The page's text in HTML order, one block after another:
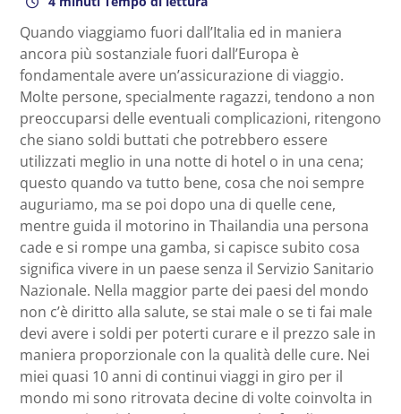
Quando viaggiamo fuori dall’Italia ed in maniera
ancora più sostanziale fuori dall’Europa è
fondamentale avere un’assicurazione di viaggio.
Molte persone, specialmente ragazzi, tendono a non
preoccuparsi delle eventuali complicazioni, ritengono
che siano soldi buttati che potrebbero essere
utilizzati meglio in una notte di hotel o in una cena;
questo quando va tutto bene, cosa che noi sempre
auguriamo, ma se poi dopo una di quelle cene,
mentre guida il motorino in Thailandia una persona
cade e si rompe una gamba, si capisce subito cosa
significa vivere in un paese senza il Servizio Sanitario
Nazionale. Nella maggior parte dei paesi del mondo
non c’è diritto alla salute, se stai male o se ti fai male
devi avere i soldi per poterti curare e il prezzo sale in
maniera proporzionale con la qualità delle cure. Nei
miei quasi 10 anni di continui viaggi in giro per il
mondo mi sono ritrovata decine di volte coinvolta in